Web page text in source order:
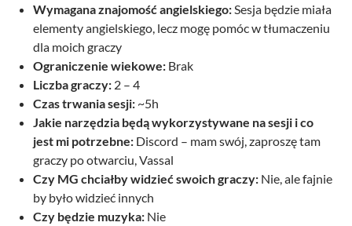
Wymagana znajomość angielskiego: Sesja będzie miała
elementy angielskiego, lecz mogę pomóc w tłumaczeniu
dla moich graczy
Ograniczenie wiekowe: Brak
Liczba graczy: 2 – 4
Czas trwania sesji: ~5h
Jakie narzędzia będą wykorzystywane na sesji i co
jest mi potrzebne: Discord – mam swój, zaproszę tam
graczy po otwarciu, Vassal
Czy MG chciałby widzieć swoich graczy: Nie, ale fajnie
by było widzieć innych
Czy będzie muzyka: Nie